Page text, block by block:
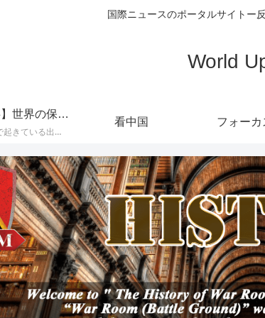
国際ニュースのポータルサイトー
World
【有料記事】世界の保守系メディアの最新国際ニュースまとめ【定期購読（サブスクリプション）】
日本では世界で起きている出来事が報じられることが少なく、かつプロパガンダ（政治的宣伝）やフェイク（嘘）で塗り固められた海外メディアのニュースをそのまま垂れ流すメディアが多いことから、世界の保守系とされるメディアに絞り、その最新の国際ニュースをAIによって日本語でまとめて配信しております。
看中国 フォー